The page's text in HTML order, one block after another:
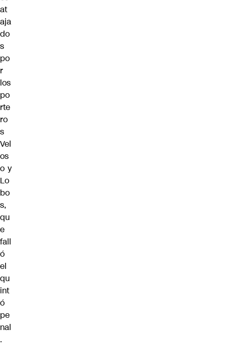
at
aja
do
s
po
r
los
po
rte
ro
s
Vel
os
o y
Lo
bo
s,
qu
e
fall
ó
el
qu
int
ó
pe
nal
.